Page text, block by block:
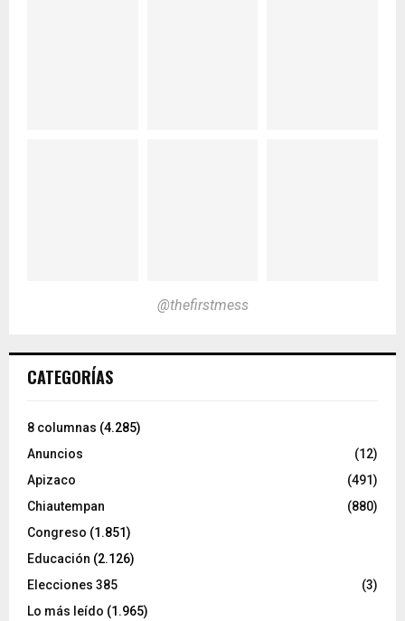
@thefirstmess
CATEGORÍAS
8 columnas (4.285)
Anuncios
(12)
Apizaco
(491)
Chiautempan
(880)
Congreso (1.851)
Educación (2.126)
Elecciones 385
(3)
Lo más leído (1.965)